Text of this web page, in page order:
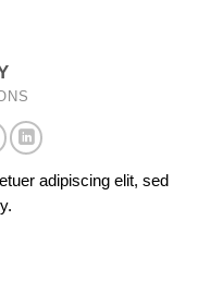
adipiscing elit, sed